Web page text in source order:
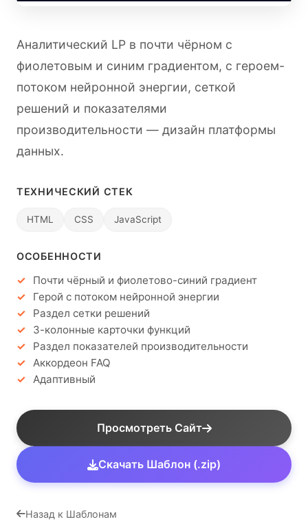
Аналитический LP в почти чёрном с
фиолетовым и синим градиентом, с героем-
потоком нейронной энергии, сеткой
решений и показателями
производительности — дизайн платформы
данных.
ТЕХНИЧЕСКИЙ СТЕК
HTML CSS JavaScript
ОСОБЕННОСТИ
Почти чёрный и фиолетово-синий градиент
Герой с потоком нейронной энергии
Раздел сетки решений
3-колонные карточки функций
Раздел показателей производительности
Аккордеон FAQ
Адаптивный
Просмотреть Сайт
Скачать Шаблон (.zip)
Назад к Шаблонам